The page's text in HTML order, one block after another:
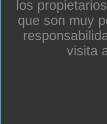
los
que son muy
visita